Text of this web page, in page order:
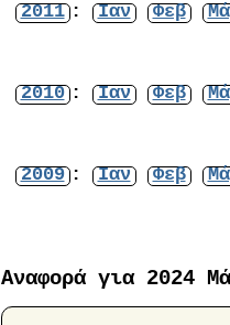
2011 : Ιαν Φεβ
2010 : Ιαν Φεβ
2009 : Ιαν Φεβ
Αναφορά για 2024